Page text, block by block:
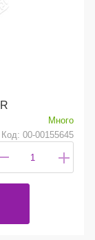
Много
Код: 00-00155645